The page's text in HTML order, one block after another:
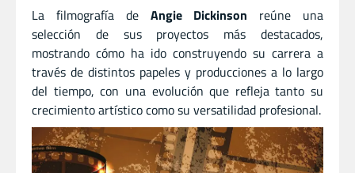
La filmografía de Angie Dickinson reúne una
selección de sus proyectos más destacados,
mostrando cómo ha ido construyendo su carrera a
través de distintos papeles y producciones a lo largo
del tiempo, con una evolución que refleja tanto su
crecimiento artístico como su versatilidad profesional.